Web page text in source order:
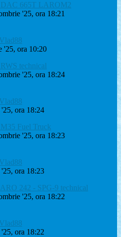
DAC 665T LAROM2
'25, ora 18:21
Vlad88
'25, ora 10:20
technical
'25, ora 18:24
Vlad88
ora 18:24
Fuel Truck
'25, ora 18:23
Vlad88
ora 18:23
242 - SPG-9 technical
'25, ora 18:22
Vlad88
ora 18:22